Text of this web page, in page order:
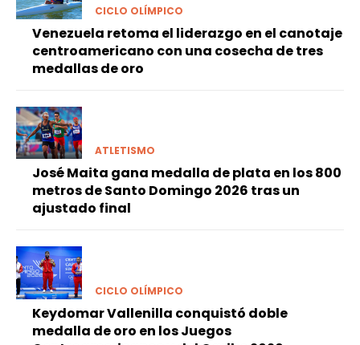
CICLO OLÍMPICO
Venezuela retoma el liderazgo en el canotaje
centroamericano con una cosecha de tres
medallas de oro
ATLETISMO
José Maita gana medalla de plata en los 800
metros de Santo Domingo 2026 tras un
ajustado final
CICLO OLÍMPICO
Keydomar Vallenilla conquistó doble
medalla de oro en los Juegos